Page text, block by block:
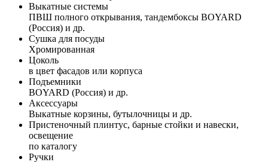
Выкатные системы
ПВШ полного открывания, тандембоксы BOYARD
(Россия) и др.
Сушка для посуды
Хромированная
Цоколь
в цвет фасадов или корпуса
Подъемники
BOYARD (Россия) и др.
Аксессуары
Выкатные корзины, бутылочницы и др.
Пристеночный плинтус, барные стойки и навески,
освещение
по каталогу
Ручки